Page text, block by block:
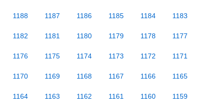
1188 1187 1186 1185 1184 1183
1182 1181 1180 1179 1178 1177
1176 1175 1174 1173 1172 1171
1170 1169 1168 1167 1166 1165
1164 1163 1162 1161 1160 1159